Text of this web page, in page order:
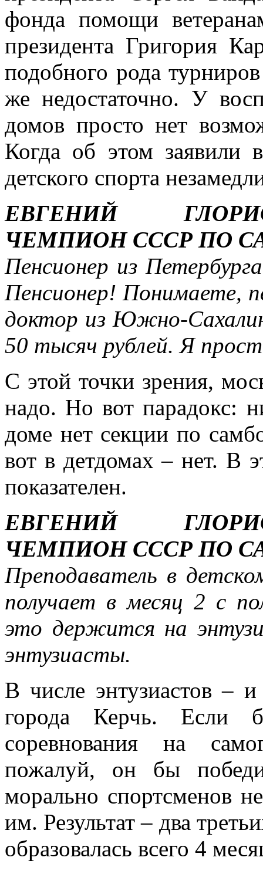
фонда помощи
президента Григория
подобного рода
же недостаточно. У
домов просто нет
Когда об этом заявили
детского спорта
ЕВГЕНИЙ
ЧЕМПИОН СССР ПО
Пенсионер из
Пенсионер! Понимаете,
доктор из Южно-
50 тысяч рублей. Я
С этой точки зрения,
надо. Но вот парадокс:
доме нет секции по
вот в детдомах – нет. В
показателен.
ЕВГЕНИЙ
ЧЕМПИОН СССР ПО
Преподаватель в
получает в месяц 2 с
это держится на
энтузиасты.
В числе энтузиастов –
города Керчь. Если
соревнования на
пожалуй, он бы
морально спортсменов
им. Результат – два
образовалась всего 4